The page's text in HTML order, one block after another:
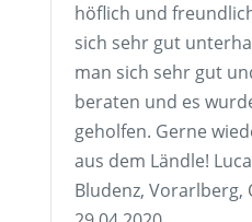
höflich und
sich sehr gut
man sich sehr gut
beraten und es
geholfen. Gerne
aus dem Ländle!
Bludenz, Vorarlberg,